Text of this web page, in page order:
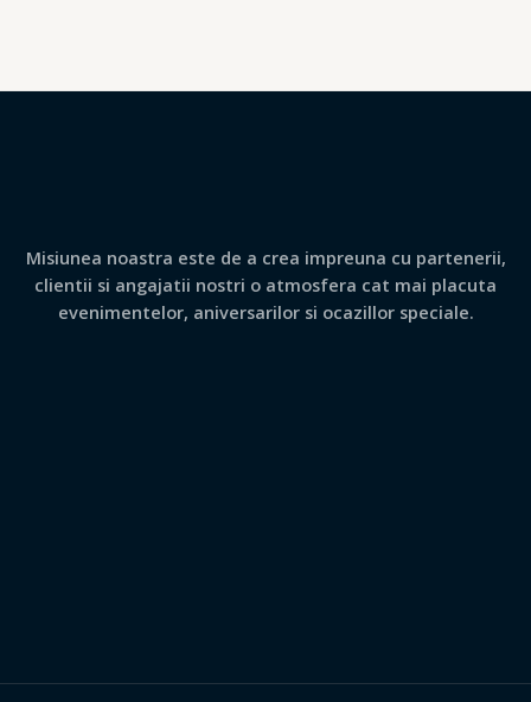
Misiunea noastra este de a crea impreuna cu partenerii,
clientii si angajatii nostri o atmosfera cat mai placuta
evenimentelor, aniversarilor si ocazillor speciale.